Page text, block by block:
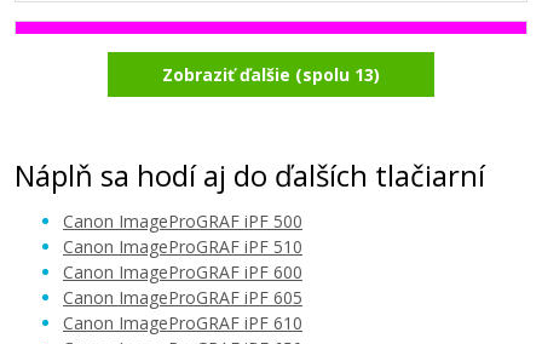
Kompatibilná náplň s Canon PFI-102M
(Purpurová)
41,90 €
Zobraziť ďalšie (spolu 13)
Náplň sa hodí aj do ďalších tlačiarní
Canon ImageProGRAF iPF 500
Canon ImageProGRAF iPF 510
Canon ImageProGRAF iPF 600
Canon ImageProGRAF iPF 605
Canon ImageProGRAF iPF 610